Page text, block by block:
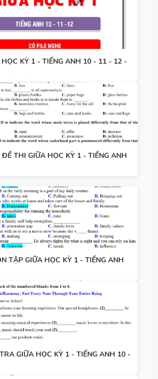
KỲ 1 - TIẾNG ANH 10 - 11 - 12 -
THI GIỮA HỌC KỲ 1 - TIẾNG ANH
TẬP GIỮA HỌC KỲ 1 - TIẾNG ANH
GIỮA HỌC KỲ 1 - TIẾNG ANH 10 -